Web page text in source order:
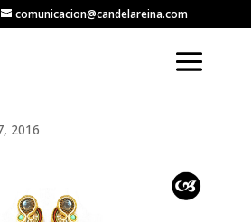
comunicacion@candelareina.com
2016